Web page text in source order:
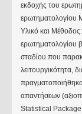
εκδοχής του
ερωτηματολογίου
Υλικό και
ερωτηματολογίου
σταδίου που
λειτουργικότητα,
απαντήσεων
Statistical Package